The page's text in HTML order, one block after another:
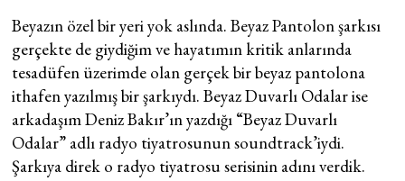
Beyazın özel bir yeri yok aslında. Beyaz Pantolon şarkısı
gerçekte de giydiğim ve hayatımın kritik anlarında
tesadüfen üzerimde olan gerçek bir beyaz pantolona
ithafen yazılmış bir şarkıydı. Beyaz Duvarlı Odalar ise
arkadaşım Deniz Bakır’ın yazdığı “Beyaz Duvarlı
Odalar” adlı radyo tiyatrosunun soundtrack’iydi.
Şarkıya direk o radyo tiyatrosu serisinin adını verdik.